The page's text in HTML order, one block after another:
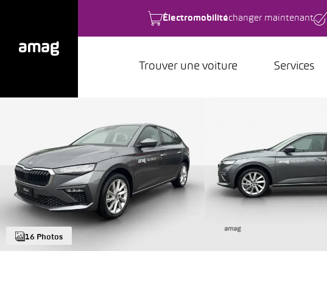
Électromobilitéchanger maintenant
Trouver une voiture Services
16 Photos